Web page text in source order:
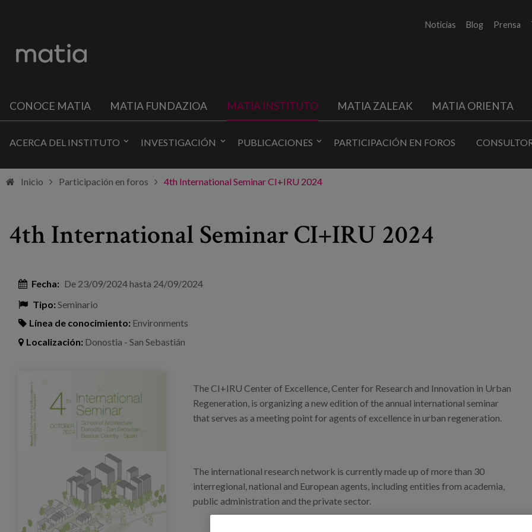
Noticias Blog Prensa
CONOCE MATIA MATIA FUNDAZIOA MATIA INSTITUTO MATIA ZALEAK MATIA ORIENTA
ACERCA DEL INSTITUTO INVESTIGACIÓN PUBLICACIONES PARTICIPACIÓN EN FOROS
Inicio Participación en foros 4th International Seminar CI+IRU 2024
4th International Seminar CI+IRU 2024
Fecha: De 23/09/2024hasta 24/09/2024
Tipo: Seminario
Línea de conocimiento: Environments
Localización: Donostia - San Sebastián
seminario_ci-iru_2024.png
The CI+IRU Center of Excellence, Center for Research and Innovation in Urban
Regeneration, is organizing a new edition of the annual international seminar
that serves as a meeting point for agents of excellence in urban regeneration.
The international research network is currently made up of more than 30
interregional, national and European agents, including entities from academia,
public administration and the private sector.